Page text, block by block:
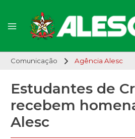
Comunicação Agência Alesc
Estudantes de
recebem
Alesc